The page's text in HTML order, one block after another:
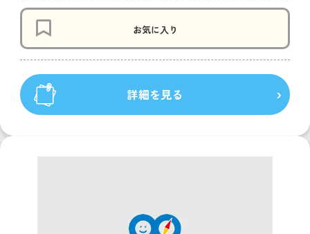
お気に入り
詳細を見る